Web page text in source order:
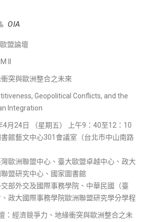
OIA
盟論壇
II
突與歐洲整合之未來
Geopolitical Conflicts, and the
Integration
4月24日 （星期五） 上午9：40至12：10
館藝文中心301會議室（台北市中山南路
歐洲聯盟中心、臺大歐盟卓越中心、政大
盟研究中心、國家圖書館
部外交及國際事務學院、中華民國（臺
政大國際事務學院歐洲聯盟研究學分學程
：經濟競爭力、地緣衝突與歐洲整合之未